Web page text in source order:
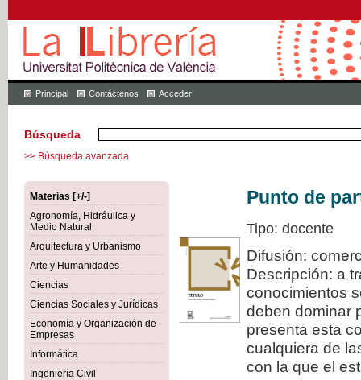
Principal Contáctenos Acceder
Búsqueda
>> Búsqueda avanzada
Materias [+/-]
Agronomía, Hidráulica y
Medio Natural
Arquitectura y Urbanismo
Arte y Humanidades
Ciencias
Ciencias Sociales y Jurídicas
Economía y Organización de
Empresas
Informática
Ingeniería Civil
Punto de
Tipo: docente
Difusión:
Descripción: a
conocimientos
deben dominar
presenta esta
cualquiera de
con la que el